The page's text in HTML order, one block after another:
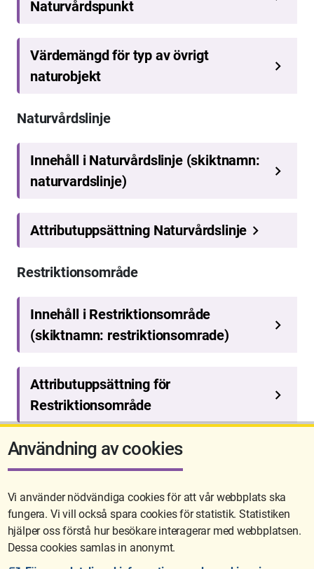
Naturvårdslinje
Restriktionsområde
Sidan uppdaterades senast: 2026-05-26 08:08
Användning av cookies
Vi använder nödvändiga cookies för att vår webbplats ska
fungera. Vi vill också spara cookies för statistik. Statistiken
hjälper oss förstå hur besökare interagerar med webbplatsen.
Dessa cookies samlas in anonymt.